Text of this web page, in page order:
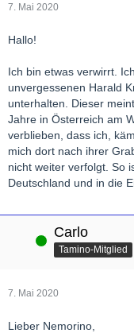
7. Mai 2020
Hallo!
Ich bin etwas verwirrt.
unvergessenen Harald
unterhalten. Dieser
Jahre in Österreich am
verblieben, dass ich,
mich dort nach ihrer
nicht weiter verfolgt. So
Deutschland und in die
Online Carlo
Tamino-Mitglied
7. Mai 2020
Lieber Nemorino,